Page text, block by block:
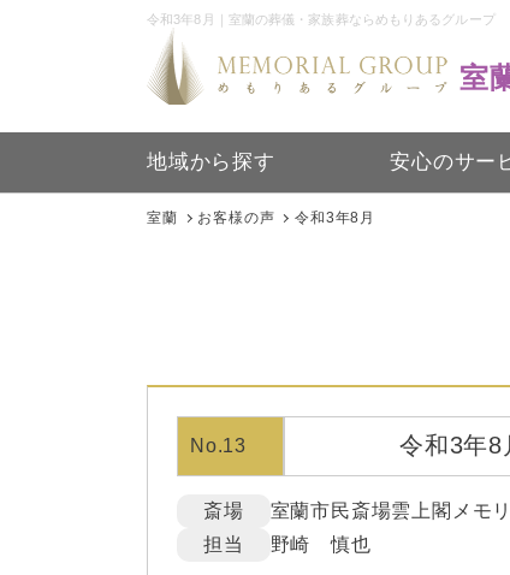
令和3年8月｜室蘭の葬儀・家族葬ならめもりあるグループ
室
地域から探す 安心のサー
室蘭 お客様の声 令和3年8月
No.13 令和3年8
斎場
室蘭市民斎場雲上閣メモ
担当
野崎 慎也